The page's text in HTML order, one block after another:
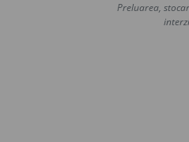
Preluarea,